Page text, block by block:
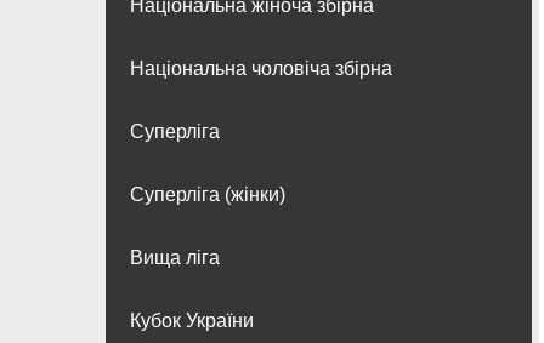
Національна жіноча збірна
Національна чоловіча збірна
Суперліга
Суперліга (жінки)
Вища лiга
Кубок України